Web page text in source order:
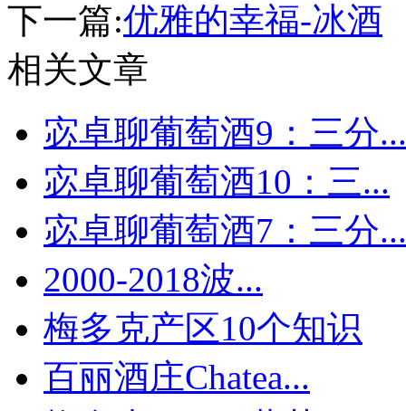
下一篇:优雅的幸福-冰酒
相关文章
宓卓聊葡萄酒9：三分...
宓卓聊葡萄酒10：三...
宓卓聊葡萄酒7：三分...
2000-2018波...
梅多克产区10个知识
百丽酒庄Chatea...